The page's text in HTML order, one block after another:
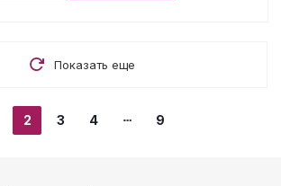
Показать еще
2 3 4 9